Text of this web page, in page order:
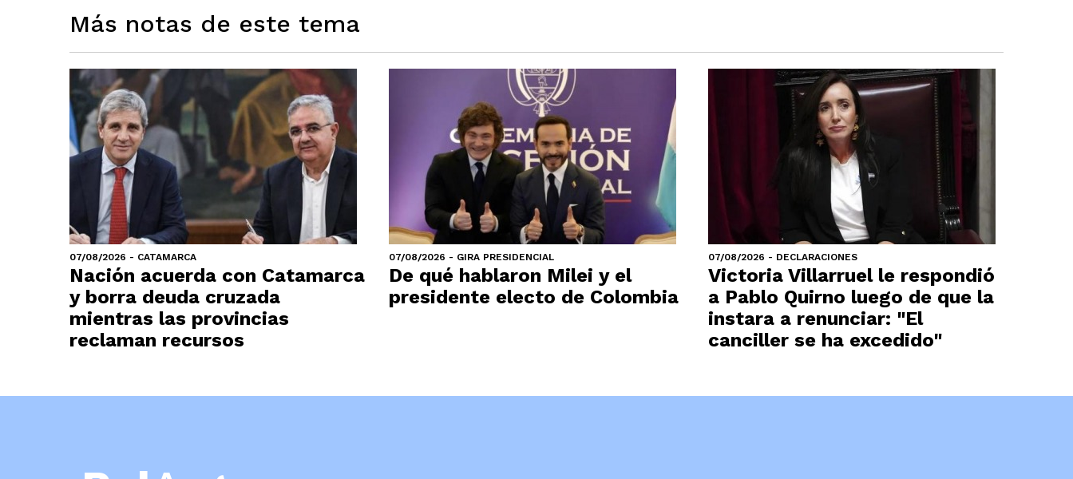
Más notas de este tema
07/08/2026 - CATAMARCA
Nación acuerda con Catamarca
y borra deuda cruzada
mientras las provincias
reclaman recursos
07/08/2026 - GIRA PRESIDENCIAL
De qué hablaron Milei y el
presidente electo de Colombia
07/08/2026 - DECLARACIONES
Victoria Villarruel le respondió
a Pablo Quirno luego de que la
instara a renunciar: "El
canciller se ha excedido"